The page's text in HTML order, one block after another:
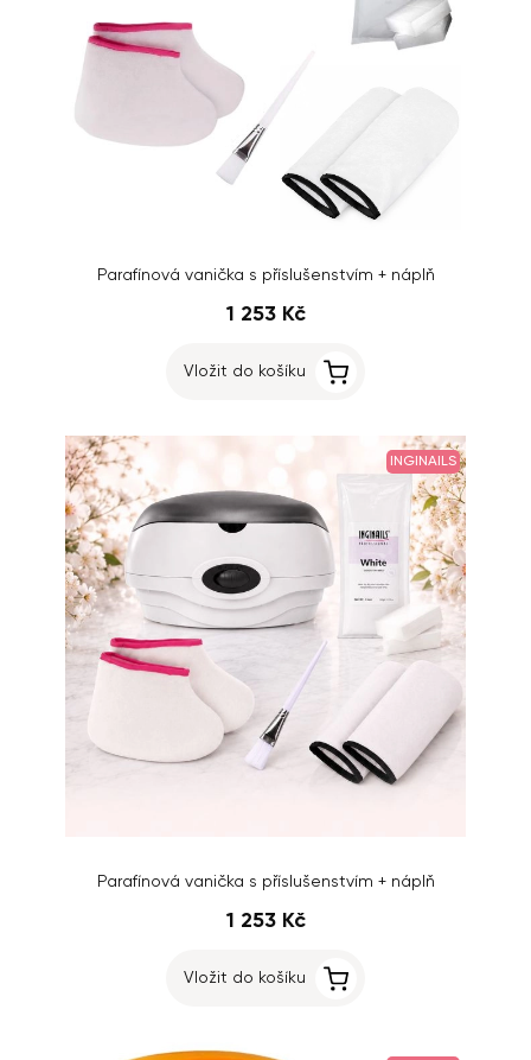
Parafínová vanička s příslušenstvím + náplň
1 253 Kč
Vložit do košíku
INGINAILS
Parafínová vanička s příslušenstvím + náplň
1 253 Kč
Vložit do košíku